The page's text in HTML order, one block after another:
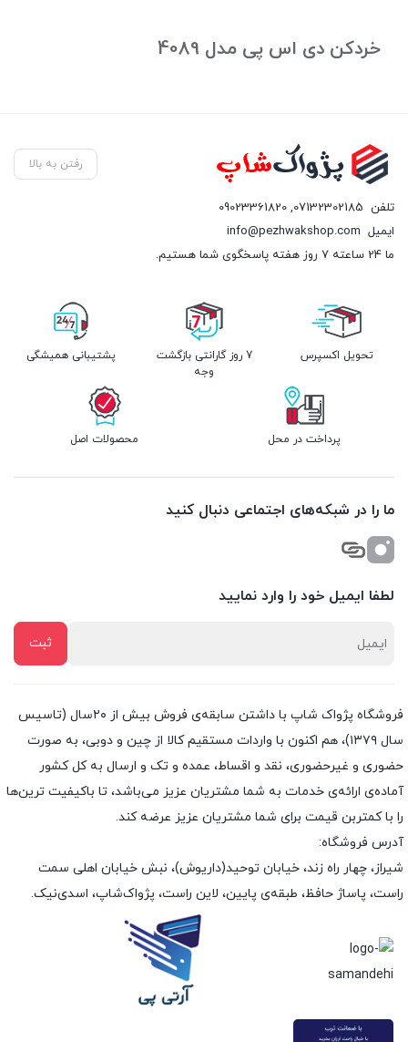
خردکن دی اس پی مدل 4089
رفتن به بالا
تلفن 07132302185
,
09023361820
ایمیل info@pezhwakshop.com
ما 24 ساعته 7 روز هفته پاسخگوی شما هستیم.
تحویل اکسپرس
7 روز گارانتی بازگشت
وجه
پشتیبانی همیشگی
پرداخت در محل محصولات اصل
ما را در شبکه‌های اجتماعی دنبال کنید
لطفا ایمیل خود را وارد نمایید
فروشگاه پژواک شاپ با داشتن سابقه‌ی فروش بیش از ۲۰سال (تاسیس
سال ۱۳۷۹)، هم اکنون با واردات مستقیم کالا از چین و دوبی، به صورت
حضوری و غیرحضوری، نقد و اقساط، عمده و تک و ارسال به کل کشور
آماده‌ی ارائه‌ی خدمات به شما مشتریان عزیز می‌باشد، تا باکیفیت ترین‌ها
را با کمتربن قیمت برای شما مشتریان عزیز عرضه کند.
آدرس فروشگاه:
شیراز، چهار راه زند، خیابان توحید(داریوش)، نبش خیابان اهلی سمت
راست، پاساژ حافظ، طبقه‌ی پایین، لاین راست، پژواک‌شاپ، اسدی‌نیک.